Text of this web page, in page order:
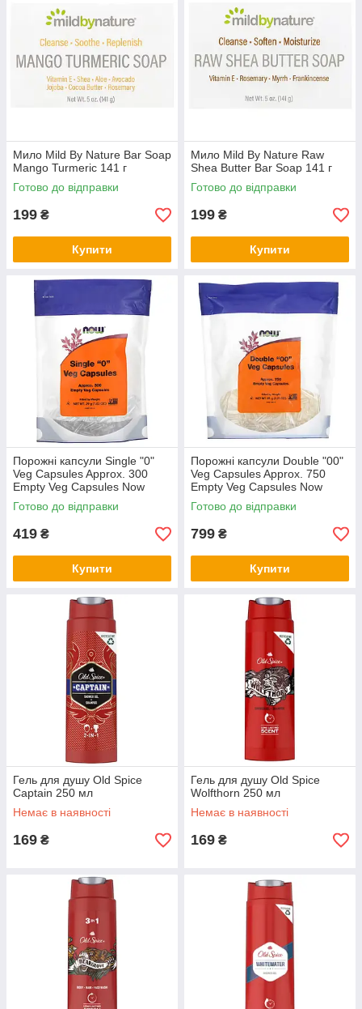
Мило Mild By Nature Bar Soap
Mango Turmeric 141 г
Готово до відправки
199 ₴
Купити
Мило Mild By Nature Raw
Shea Butter Bar Soap 141 г
Готово до відправки
199 ₴
Купити
Порожні капсули Single "0"
Veg Capsules Approx. 300
Empty Veg Capsules Now
Foods 29 г
Готово до відправки
419 ₴
Купити
Порожні капсули Double "00"
Veg Capsules Approx. 750
Empty Veg Capsules Now
Foods 91 г
Готово до відправки
799 ₴
Купити
Гель для душу Old Spice
Captain 250 мл
Немає в наявності
169 ₴
Гель для душу Old Spice
Wolfthorn 250 мл
Немає в наявності
169 ₴